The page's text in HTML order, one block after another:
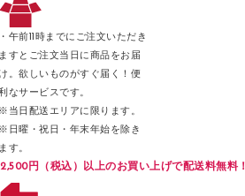
２穴リフィル・２穴インデックス
ラベル類
メンディングテープ
メッシュケース／ペンケース
フロアケース
ブックエンド／ブックスタンド
午前11時までにご注文いただき
すとご注文当日に商品をお届
。欲しいものがすぐ届く！便
なサービスです。
当日配送エリアに限ります。
日曜・祝日・年末年始を除き
す。
2,500円（税込）以上のお買い上げで配送料無料！